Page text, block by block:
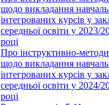
щодо викладання
інтегрованих курсів у
середньої освіти у 2023/
році
Про інструктивно-
щодо викладання
інтегрованих курсів у
середньої освіти у 2024/
році